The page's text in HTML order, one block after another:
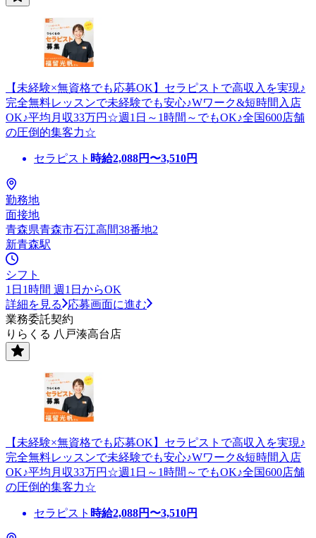
【未経験×無資格でも応募OK】セラピストで高収入を実現♪
完全無料レッスンで未経験でも安心♪Wワーク&短時間入店
OK♪平均月収33万円☆週1日～1時間～でもOK♪全国600店舗
の圧倒的集客力☆
セラピスト 時給2,088円〜3,510円
勤務地
面接地
青森県青森市石江高間38番地2
新青森駅
シフト
1日1時間 週1日からOK
詳細を見る
応募画面に進む
業務委託契約
りらくる 八戸湊高台店
【未経験×無資格でも応募OK】セラピストで高収入を実現♪
完全無料レッスンで未経験でも安心♪Wワーク&短時間入店
OK♪平均月収33万円☆週1日～1時間～でもOK♪全国600店舗
の圧倒的集客力☆
セラピスト 時給2,088円〜3,510円